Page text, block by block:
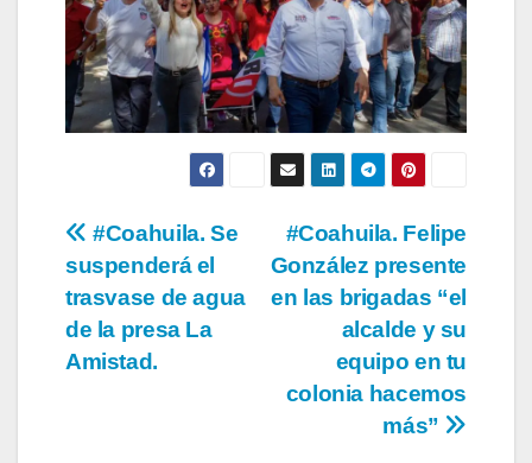
Navegación
de
entradas
#Coahuila. Felipe
González presente
en las brigadas “el
alcalde y su
equipo en tu
colonia hacemos
más”
#Coahuila. Se
suspenderá el
trasvase de agua
de la presa La
Amistad.